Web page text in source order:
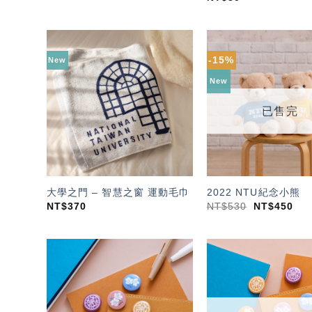
New
加入
「願
望輕
大學之門 – 智慧之窗 運動毛巾
NT$370
-15%
New
已售完
2022 NTU紀念小熊
NT$530 NT$450
加入
「願
望輕